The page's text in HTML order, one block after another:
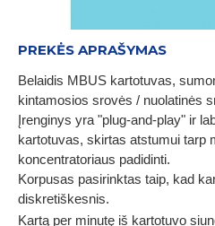
PREKĖS APRAŠYMAS
Belaidis MBUS kartotuvas,
kintamosios srovės / nuolatinės
Įrenginys yra "plug-and-play" ir
kartotuvas, skirtas atstumui tarp
koncentratoriaus padidinti.
Korpusas pasirinktas taip, kad
diskretiškesnis.
Kartą per minutę iš kartotuvo